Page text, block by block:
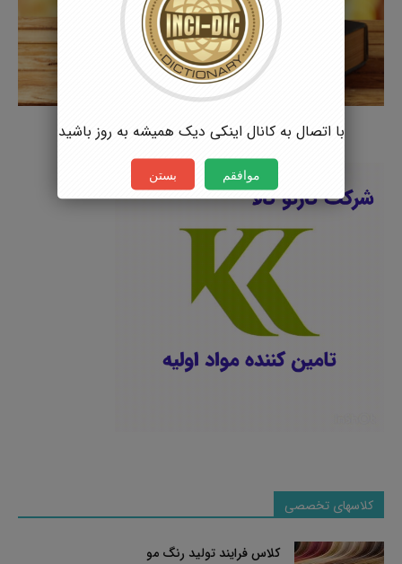
کلاسهای تخصصی
کلاس فرایند تولید رنگ مو
با اتصال به کانال اینکی دیک همیشه به روز باشید
موافقم بستن